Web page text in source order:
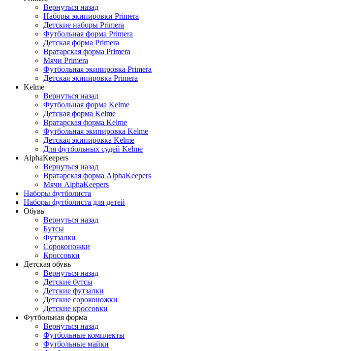
Вернуться назад
Наборы экипировки Primera
Детские наборы Primera
Футбольная форма Primera
Детская форма Primera
Вратарская форма Primera
Мячи Primera
Футбольная экипировка Primera
Детская экипировка Primera
Kelme
Вернуться назад
Футбольная форма Kelme
Детская форма Kelme
Вратарская форма Kelme
Футбольная экипировка Kelme
Детская экипировка Kelme
Для футбольных судей Kelme
AlphaKeepers
Вернуться назад
Вратарская форма AlphaKeepers
Мячи AlphaKeepers
Наборы футболиста
Наборы футболиста для детей
Обувь
Вернуться назад
Бутсы
Футзалки
Сороконожки
Кроссовки
Детская обувь
Вернуться назад
Детские бутсы
Детские футзалки
Детские сороконожки
Детские кроссовки
Футбольная форма
Вернуться назад
Футбольные комплекты
Футбольные майки